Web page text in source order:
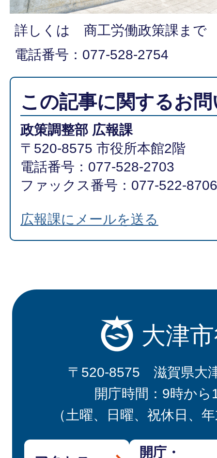
詳しくは 商工労働政策課まで
電話番号：077-528-2754
この記事に関するお
政策調整部 広報課
〒520-8575 市役所本館2階
電話番号：077-528-2703
ファックス番号：077-522-8706
広報課にメールを送る
大津
〒520-8575 滋賀県大
開庁時間：9時から
（土曜、日曜、祝休日、
開庁・